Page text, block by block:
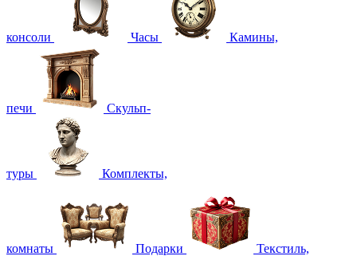
консоли Часы Камины,
печи Скульп-
туры Комплекты,
комнаты Подарки Текстиль,